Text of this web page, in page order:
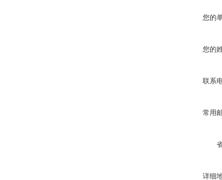
您的
您的
联系
常用
详细